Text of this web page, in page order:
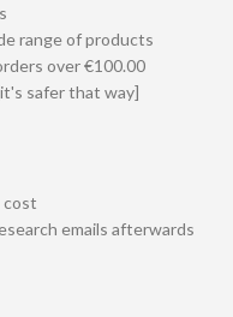
range of products
over €100.00
safer that way]
cost
emails afterwards